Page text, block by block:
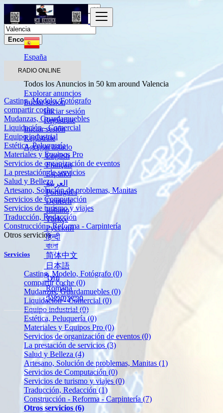
RADIO ONLINE
Explorar anuncios
Iniciar sesión
Iniciar sesión
Regístrate
Iniciar sesión
Regístrate
Agregar listado
English
Français
Español
العربية
Português
Deutsch
Italiano
Türkçe
Русский
हिन्दी
বাংলা
简体中文
日本語
ไทย
Română
ქართული
Encontrar
España
Otros servicios
Todos los Anuncios in 50 km around Valencia
Casting, Modelo, Fotógrafo
compartir coche
Mudanzas, Guardamuebles
Liquidación - Comercial
Equipo industrial
Estética, Peluquería
Materiales y Equipos Pro
Servicios de organización de eventos
La prestación de servicios
Salud y Belleza
Artesano, Solución de problemas, Manitas
Servicios de Computación
Servicios de turismo y viajes
Traducción, Redacción
Construcción - Reforma - Carpintería
Otros servicios
Servicios
Casting, Modelo, Fotógrafo (0)
compartir coche (0)
Mudanzas, Guardamuebles (0)
Liquidación - Comercial (0)
Equipo industrial (0)
Estética, Peluquería(0)
Materiales y Equipos Pro (0)
Servicios de organización de eventos (0)
La prestación de servicios(3)
Salud y Belleza (4)
Artesano, Solución de problemas, Manitas (1)
Servicios de Computación (0)
Servicios de turismo y viajes (0)
Traducción, Redacción(1)
Construcción - Reforma - Carpintería(7)
Otros servicios (6)